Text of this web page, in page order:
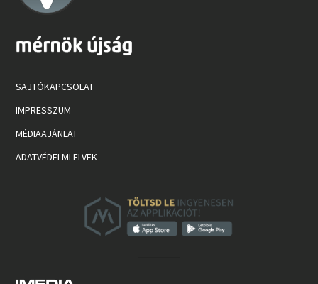
SAJTÓKAPCSOLAT
IMPRESSZUM
MÉDIAAJÁNLAT
ADATVÉDELMI ELVEK